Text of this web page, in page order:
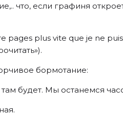
что, если графиня
pages plus vite que je ne
бормотание:
будет. Мы останемся